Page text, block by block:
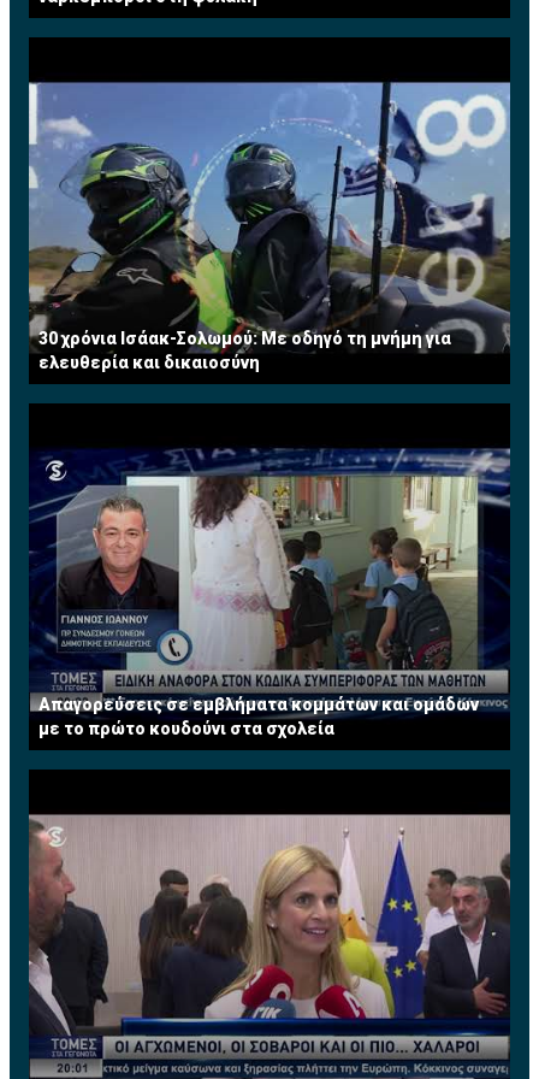
30 χρόνια Ισάακ-Σολωμού: Με οδηγό τη μνήμη για
ελευθερία και δικαιοσύνη
Απαγορεύσεις σε εμβλήματα κομμάτων και ομάδων
με το πρώτο κουδούνι στα σχολεία